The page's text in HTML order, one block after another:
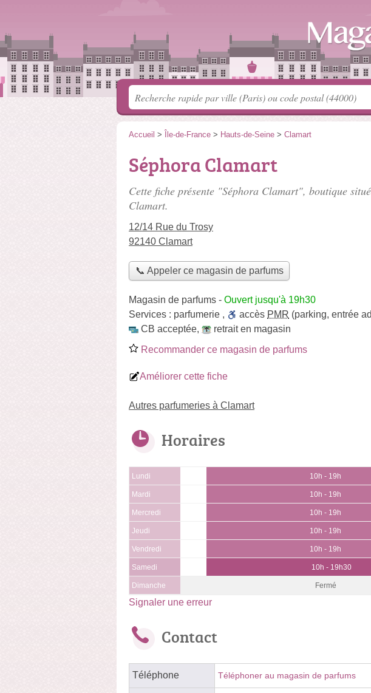
Accueil > Île-de-France > Hauts-de-Seine > Clamart
Séphora Clamart
Cette fiche présente "Séphora Clamart", boutique
Clamart.
12/14 Rue du Trosy
92140 Clamart
📞 Appeler ce magasin de parfums
Magasin de parfums - Ouvert jusqu'à 19h30
Services : parfumerie , accès PMR (parking, entrée
CB acceptée,
retrait en magasin
Recommander ce magasin de parfums
Améliorer cette fiche
Autres parfumeries à Clamart
Horaires
Lundi 10h - 19h
Mardi 10h - 19h
Mercredi 10h - 19h
Jeudi 10h - 19h
Vendredi 10h - 19h
Samedi 10h - 19h30
Dimanche Fermé
Signaler une erreur
Contact
Téléphone Téléphoner au magasin de parfums